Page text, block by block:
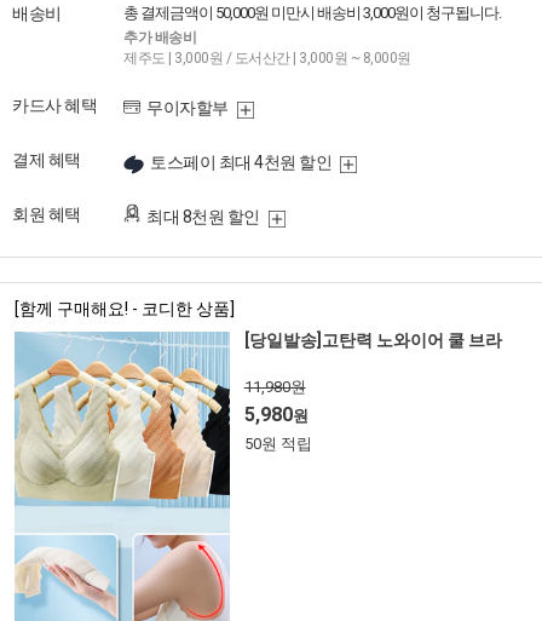
배송비 총 결제금액이 50,000원 미만시 배송비 3,000원이 청구됩니다.
추가 배송비
제주도 | 3,000원 / 도서산간 | 3,000원 ~ 8,000원
카드사 혜택 무이자할부
결제 혜택 토스페이 최대 4천원 할인
회원 혜택 최대 8천원 할인
[함께 구매해요! - 코디한 상품]
[당일발송]고탄력 노와이어 쿨 브라
11,980원
5,980원
50원 적립